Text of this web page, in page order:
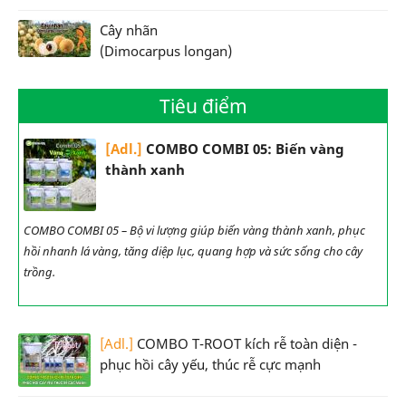
Cây nhãn
(Dimocarpus longan)
Tiêu điểm
[Adl.] COMBO COMBI 05: Biến vàng
thành xanh
COMBO COMBI 05 – Bộ vi lượng giúp biến vàng thành xanh, phục
hồi nhanh lá vàng, tăng diệp lục, quang hợp và sức sống cho cây
trồng.
[Adl.] COMBO T-ROOT kích rễ toàn diện -
phục hồi cây yếu, thúc rễ cực mạnh